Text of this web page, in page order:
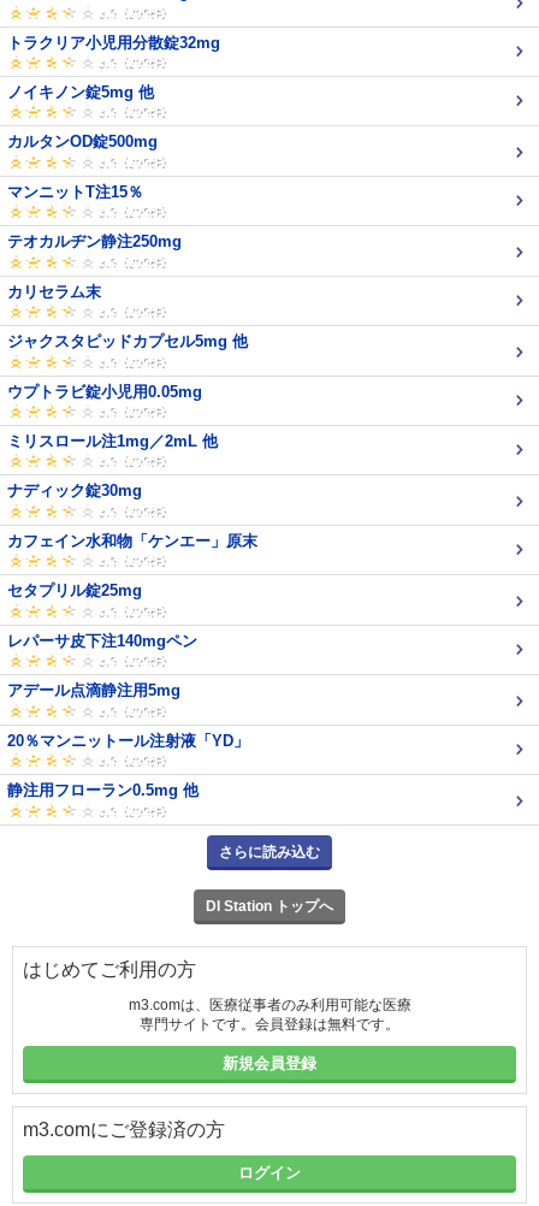
トラクリア小児用分散錠32mg
ノイキノン錠5mg 他
カルタンOD錠500mg
マンニットT注15％
テオカルヂン静注250mg
カリセラム末
ジャクスタピッドカプセル5mg 他
ウプトラビ錠小児用0.05mg
ミリスロール注1mg／2mL 他
ナディック錠30mg
カフェイン水和物「ケンエー」原末
セタプリル錠25mg
レパーサ皮下注140mgペン
アデール点滴静注用5mg
20％マンニットール注射液「YD」
静注用フローラン0.5mg 他
さらに読み込む
DI Station トップへ
はじめてご利用の方
m3.comは、医療従事者のみ利用可能な医療
専門サイトです。会員登録は無料です。
新規会員登録
m3.comにご登録済の方
ログイン